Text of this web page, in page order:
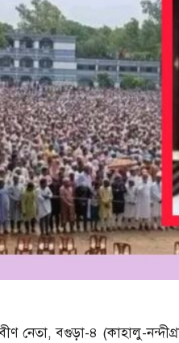
নেতা, বগুড়া-৪ (কাহালু-